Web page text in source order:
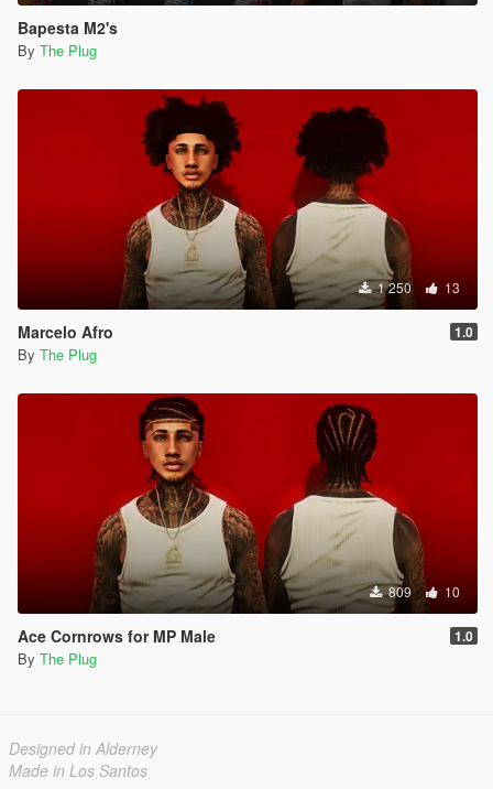
Bapesta M2's
By The Plug
1 250 13
Marcelo Afro 1.0
By The Plug
809 10
Ace Cornrows for MP Male 1.0
By The Plug
Designed in Alderney
Made in Los Santos